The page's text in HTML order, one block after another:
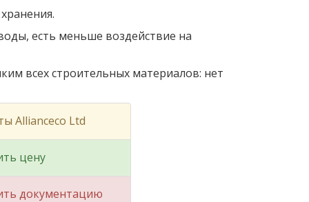
есть меньше воздействие на
всех строительных материалов: нет
Allianceco Ltd
цену
документацию